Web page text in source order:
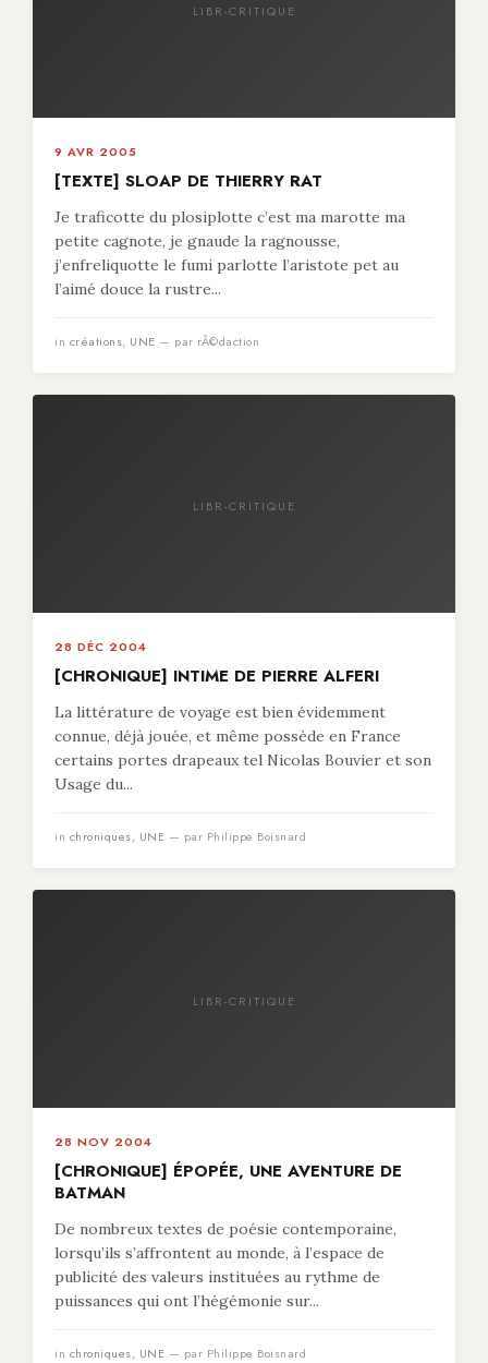
LIBR-CRITIQUE
9 AVR 2005
[TEXTE] SLOAP DE THIERRY RAT
Je traficotte du plosiplotte c’est ma marotte ma
petite cagnote, je gnaude la ragnousse,
j’enfreliquotte le fumi parlotte l’aristote pet au
l’aimé douce la rustre...
in créations, UNE — par rÃ©daction
LIBR-CRITIQUE
28 DÉC 2004
[CHRONIQUE] INTIME DE PIERRE ALFERI
La littérature de voyage est bien évidemment
connue, déjà jouée, et même possède en France
certains portes drapeaux tel Nicolas Bouvier et son
Usage du...
in chroniques, UNE — par Philippe Boisnard
LIBR-CRITIQUE
28 NOV 2004
[CHRONIQUE] ÉPOPÉE, UNE AVENTURE DE
BATMAN
De nombreux textes de poésie contemporaine,
lorsqu’ils s’affrontent au monde, à l’espace de
publicité des valeurs instituées au rythme de
puissances qui ont l’hégémonie sur...
in chroniques, UNE — par Philippe Boisnard